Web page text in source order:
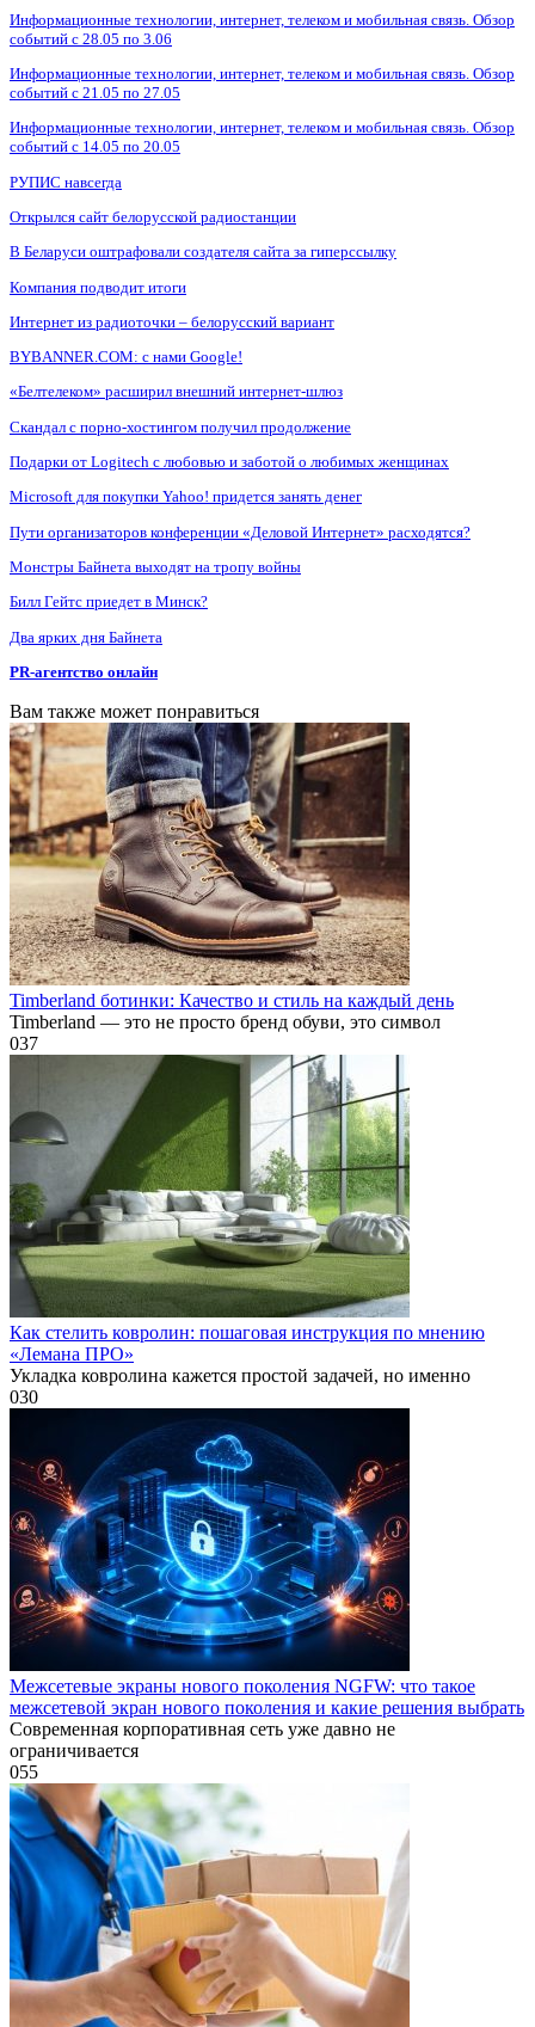
Информационные технологии, интернет, телеком и мобильная связь. Обзор
событий с 28.05 по 3.06
Информационные технологии, интернет, телеком и мобильная связь. Обзор
событий с 21.05 по 27.05
Информационные технологии, интернет, телеком и мобильная связь. Обзор
событий с 14.05 по 20.05
РУПИС навсегда
Открылся сайт белорусской радиостанции
В Беларуси оштрафовали создателя сайта за гиперссылку
Компания подводит итоги
Интернет из радиоточки – белорусский вариант
BYBANNER.COM: c нами Google!
«Белтелеком» расширил внешний интернет-шлюз
Скандал с порно-хостингом получил продолжение
Подарки от Logitech с любовью и заботой о любимых женщинах
Microsoft для покупки Yahoo! придется занять денег
Пути организаторов конференции «Деловой Интернет» расходятся?
Монстры Байнета выходят на тропу войны
Билл Гейтс приедет в Минск?
Два ярких дня Байнета
PR-агентство онлайн
Вам также может понравиться
Timberland ботинки: Качество и стиль на каждый день
Timberland — это не просто бренд обуви, это символ
037
Как стелить ковролин: пошаговая инструкция по мнению
«Лемана ПРО»
Укладка ковролина кажется простой задачей, но именно
030
Межсетевые экраны нового поколения NGFW: что такое
межсетевой экран нового поколения и какие решения выбрать
Современная корпоративная сеть уже давно не
ограничивается
055